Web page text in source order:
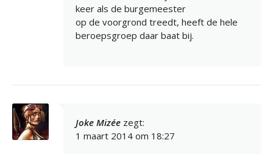
keer als de burgemeester
op de voorgrond treedt, heeft de hele
beroepsgroep daar baat bij.
Joke Mizée zegt:
1 maart 2014 om 18:27